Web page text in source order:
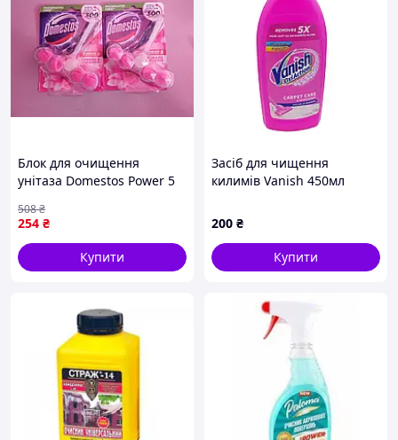
Блок для очищення
унітаза Domestos Power 5
254 ₴
508₴
Купити
Засіб для чищення
килимів Vanish 450мл
200 ₴
Купити